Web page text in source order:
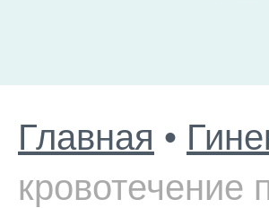
Главная •
кровотечение